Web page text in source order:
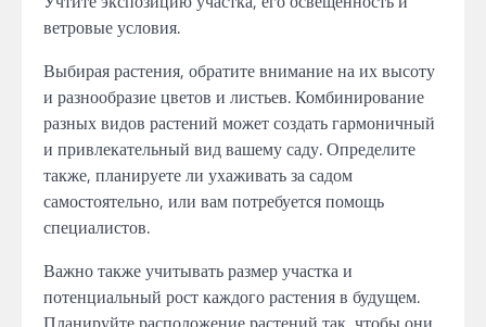
ветровые условия.
Выбирая растения, обратите внимание на их высоту
и разнообразие цветов и листьев. Комбинирование
разных видов растений может создать гармоничный
и привлекательный вид вашему саду. Определите
также, планируете ли ухаживать за садом
самостоятельно, или вам потребуется помощь
специалистов.
Важно также учитывать размер участка и
потенциальный рост каждого растения в будущем.